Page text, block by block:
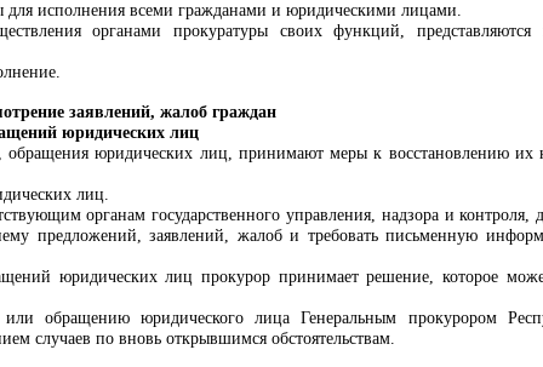
для исполнения всеми гражданами и юридическими лицами.
органами прокуратуры своих функций,
заявлений, жалоб граждан
юридических лиц
обращения юридических лиц, принимают меры к восстановлению
лиц.
органам государственного управления, надзора и
предложений, заявлений, жалоб и требовать письменную
юридических лиц прокурор принимает решение, которое
обращению юридического лица Генеральным прокурором
случаев по вновь открывшимся обстоятельствам.